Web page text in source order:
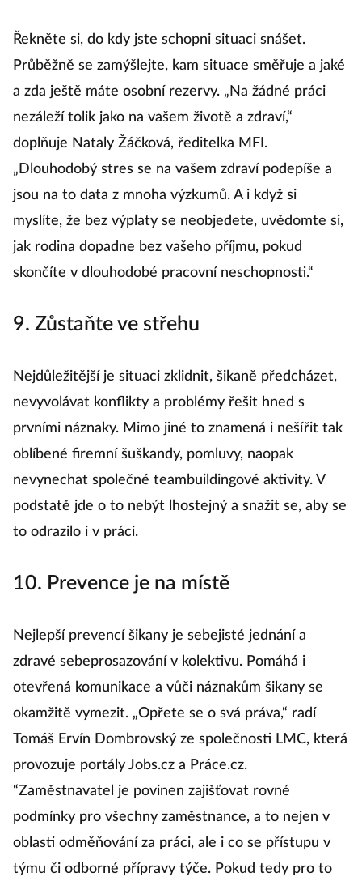
Řekněte si, do kdy jste schopni situaci snášet.
Průběžně se zamýšlejte, kam situace směřuje a jaké
a zda ještě máte osobní rezervy. „Na žádné práci
nezáleží tolik jako na vašem životě a zdraví,“
doplňuje Nataly Žáčková, ředitelka MFI.
„Dlouhodobý stres se na vašem zdraví podepíše a
jsou na to data z mnoha výzkumů. A i když si
myslíte, že bez výplaty se neobjedete, uvědomte si,
jak rodina dopadne bez vašeho příjmu, pokud
skončíte v dlouhodobé pracovní neschopnosti.“
9. Zůstaňte ve střehu
Nejdůležitější je situaci zklidnit, šikaně předcházet,
nevyvolávat konflikty a problémy řešit hned s
prvními náznaky. Mimo jiné to znamená i nešířit tak
oblíbené firemní šuškandy, pomluvy, naopak
nevynechat společné teambuildingové aktivity. V
podstatě jde o to nebýt lhostejný a snažit se, aby se
to odrazilo i v práci.
10. Prevence je na místě
Nejlepší prevencí šikany je sebejisté jednání a
zdravé sebeprosazování v kolektivu. Pomáhá i
otevřená komunikace a vůči náznakům šikany se
okamžitě vymezit. „Opřete se o svá práva,“ radí
Tomáš Ervín Dombrovský ze společnosti LMC, která
provozuje portály Jobs.cz a Práce.cz.
“Zaměstnavatel je povinen zajišťovat rovné
podmínky pro všechny zaměstnance, a to nejen v
oblasti odměňování za práci, ale i co se přístupu v
týmu či odborné přípravy týče. Pokud tedy pro to